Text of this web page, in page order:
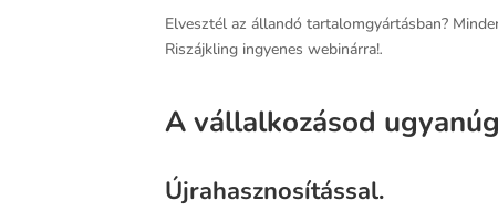
Elvesztél az állandó tartalomgyártásban?
Riszájkling ingyenes webinárra!.
A vállalkozásod
Újrahasznosítással.